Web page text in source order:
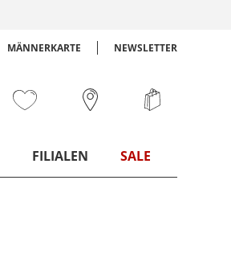
MÄNNERKARTE NEWSLETTER
FILIALEN SALE